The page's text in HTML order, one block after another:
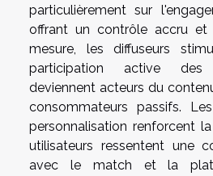
particulièrement sur
offrant un contrôle accru et
mesure, les diffuseurs
participation active des
deviennent acteurs du
consommateurs passifs.
personnalisation renforcent
utilisateurs ressentent une
avec le match et la